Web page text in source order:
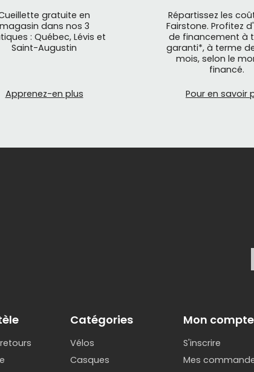
gratuite en
magasin dans nos 3
: Québec, Lévis et
Saint-Augustin
Apprenez-en plus
Répartissez les
Fairstone. Profitez
de financement à
garanti*, à terme
mois, selon le
financé.
Pour en savoir
Catégories
Vélos
Casques
Mon compte
S'inscrire
Mes